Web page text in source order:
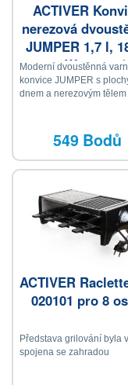
ACTIVER
nerezová
JUMPER 1,7 l,
2200W, otočná
360st., nerez-
Moderní dvoustěnná
konvice JUMPER s
dnem a nerezovým tělem
549 Bodů
ACTIVER
020101 pro 8
Představa grilování byla
spojena se zahradou